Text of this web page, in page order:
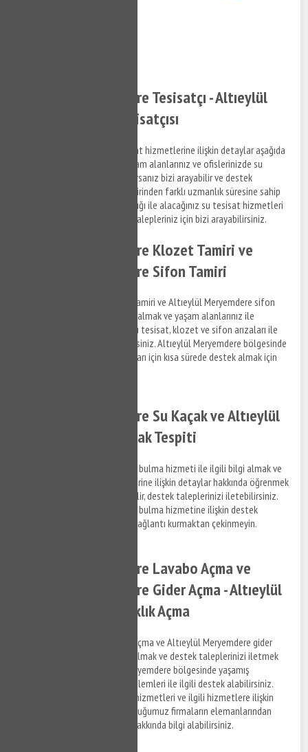
Altıeylül Meryemdere Tesisatçı - Altıeylül
Meryemdere Su Tesisatçısı
Altıeylül Meryemdere su tesisat hizmetlerine ilişkin detaylar aşağıda
sıralandığı şekildedir. Sizde yaşam alanlarınız ve ofislerinizde su
tesisat ile ilgili bir arıza yaşıyorsanız bizi arayabilir ve destek
taleplerinizi iletebilirsiniz. Birbirinden farklı uzmanlık süresine sahip
anlaşmalı iş ortaklarımız aracılığı ile alacağınız su tesisat hizmetleri
ile ilgili bilgi almak ve destek talepleriniz için bizi arayabilirsiniz.
Altıeylül Meryemdere Klozet Tamiri ve
Altıeylül Meryemdere Sifon Tamiri
Altıeylül Meryemdere klozet tamiri ve Altıeylül Meryemdere sifon
tamiri hizmetlerine ilişkin bilgi almak ve yaşam alanlarınız ile
ofislerinizde meydana gelen su tesisat, klozet ve sifon arızaları ile
ilgili bizi arayabilir, bilgi alabilirsiniz. Altıeylül Meryemdere bölgesinde
yaşayacağınız su tesisat arızaları için kısa sürede destek almak için
Altıeylül Meryemdere Su Kaçak ve Altıeylül
Meryemdere Su Kaçak Tespiti
Altıeylül Meryemdere su kaçak bulma hizmeti ile ilgili bilgi almak ve
su kaçak tespit tamir hizmetlerine ilişkin detaylar hakkında öğrenmek
istediğiniz konuları bize sorabilir, destek taleplerinizi iletebilirsiniz.
Altıeylül Meryemdere su kaçak bulma hizmetine ilişkin destek
talepleriniz hakkında bizimle bağlantı kurmaktan çekinmeyin.
Altıeylül Meryemdere Lavabo Açma ve
Altıeylül Meryemdere Gider Açma - Altıeylül
Meryemdere Tıkanıklık Açma
Altıeylül Meryemdere lavabo açma ve Altıeylül Meryemdere gider
açma hizmetleri ile ilgili bilgi almak ve destek taleplerinizi iletmek
için bizi arayabilir, Altıeylül Meryemdere bölgesinde yaşamış
olduğunuz gider tıkanıklık problemleri ile ilgili destek alabilirsiniz.
Gider açma ve tıkanıklık açma hizmetleri ve ilgili hizmetlere ilişkin
ücret detaylarını anlaşmalı olduğumuz firmaların elemanlarından
öğrenebilir ve ilgili hizmetler hakkında bilgi alabilirsiniz.